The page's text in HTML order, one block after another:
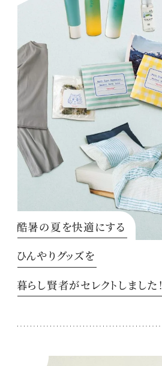
酷暑の夏を快適にする
ひんやりグッズを
暮らし賢者がセレクトしました！